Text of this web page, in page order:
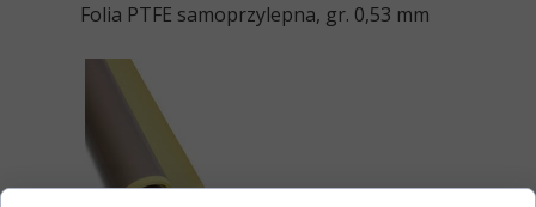
Folia PTFE samoprzylepna, gr. 0,53 mm